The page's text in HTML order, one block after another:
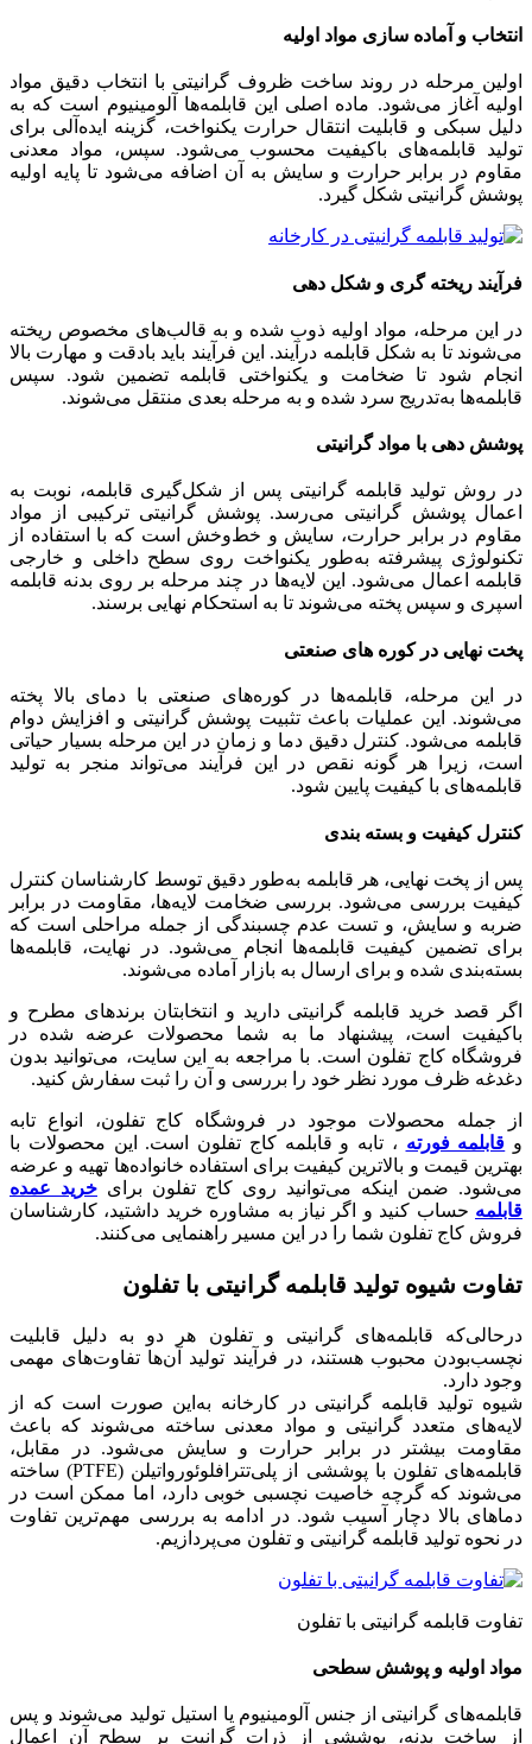
انتخاب و آماده‌ سازی مواد اولیه
اولین مرحله در روند ساخت ظروف گرانیتی با انتخاب دقیق مواد
اولیه آغاز می‌شود. ماده اصلی این قابلمه‌ها آلومینیوم است که به
دلیل سبکی و قابلیت انتقال حرارت یکنواخت، گزینه ایده‌آلی برای
تولید قابلمه‌های باکیفیت محسوب می‌شود. سپس، مواد معدنی
مقاوم در برابر حرارت و سایش به آن اضافه می‌شود تا پایه اولیه
پوشش گرانیتی شکل گیرد.
فرآیند ریخته‌ گری و شکل‌ دهی
در این مرحله، مواد اولیه ذوب‌ شده و به قالب‌های مخصوص ریخته
می‌شوند تا به شکل قابلمه درآیند. این فرآیند باید بادقت و مهارت بالا
انجام شود تا ضخامت و یکنواختی قابلمه تضمین شود. سپس
قابلمه‌ها به‌تدریج سرد شده و به مرحله بعدی منتقل می‌شوند.
پوشش ‌دهی با مواد گرانیتی
در روش تولید قابلمه گرانیتی پس از شکل‌گیری قابلمه، نوبت به
اعمال پوشش گرانیتی می‌رسد. پوشش گرانیتی ترکیبی از مواد
مقاوم در برابر حرارت، سایش و خط‌وخش است که با استفاده از
تکنولوژی پیشرفته به‌طور یکنواخت روی سطح داخلی و خارجی
قابلمه اعمال می‌شود. این لایه‌ها در چند مرحله بر روی بدنه قابلمه
اسپری و سپس پخته می‌شوند تا به استحکام نهایی برسند.
پخت نهایی در کوره ‌های صنعتی
در این مرحله، قابلمه‌ها در کوره‌های صنعتی با دمای بالا پخته
می‌شوند. این عملیات باعث تثبیت پوشش گرانیتی و افزایش دوام
قابلمه می‌شود. کنترل دقیق دما و زمان در این مرحله بسیار حیاتی
است، زیرا هر گونه نقص در این فرآیند می‌تواند منجر به تولید
قابلمه‌های با کیفیت پایین شود.
کنترل کیفیت و بسته‌ بندی
پس از پخت نهایی، هر قابلمه به‌طور دقیق توسط کارشناسان کنترل
کیفیت بررسی می‌شود. بررسی ضخامت لایه‌ها، مقاومت در برابر
ضربه و سایش، و تست عدم چسبندگی از جمله مراحلی است که
برای تضمین کیفیت قابلمه‌ها انجام می‌شود. در نهایت، قابلمه‌ها
بسته‌بندی شده و برای ارسال به بازار آماده می‌شوند.
اگر قصد خرید قابلمه گرانیتی دارید و انتخابتان برندهای مطرح و
باکیفیت است، پیشنهاد ما به شما محصولات عرضه شده در
فروشگاه کاج تفلون است. با مراجعه به این سایت، می‌توانید بدون
دغدغه ظرف مورد نظر خود را بررسی و آن را ثبت سفارش کنید.
از جمله محصولات موجود در فروشگاه کاج تفلون، انواع تابه
و قابلمه فورته ، تابه و قابلمه کاج تفلون است. این محصولات با
بهترین قیمت و بالاترین کیفیت برای استفاده خانواده‌ها تهیه و عرضه
می‌شود. ضمن اینکه می‌توانید روی کاج تفلون برای خرید عمده
قابلمه حساب کنید و اگر نیاز به مشاوره خرید داشتید، کارشناسان
فروش کاج تفلون شما را در این مسیر راهنمایی می‌کنند.
تفاوت شیوه تولید قابلمه گرانیتی با تفلون
درحالی‌که قابلمه‌های گرانیتی و تفلون هر دو به دلیل قابلیت
نچسب‌بودن محبوب هستند، در فرآیند تولید آن‌ها تفاوت‌های مهمی
وجود دارد.
شیوه تولید قابلمه گرانیتی در کارخانه به‌این صورت است که از
لایه‌های متعدد گرانیتی و مواد معدنی ساخته می‌شوند که باعث
مقاومت بیشتر در برابر حرارت و سایش می‌شود. در مقابل،
قابلمه‌های تفلون با پوششی از پلی‌تترافلوئورواتیلن (PTFE) ساخته
می‌شوند که گرچه خاصیت نچسبی خوبی دارد، اما ممکن است در
دماهای بالا دچار آسیب شود. در ادامه به بررسی مهم‌ترین تفاوت‌
در نحوه تولید قابلمه گرانیتی و تفلون می‌پردازیم.
تفاوت قابلمه گرانیتی با تفلون
مواد اولیه و پوشش سطحی
قابلمه‌های گرانیتی از جنس آلومینیوم یا استیل تولید می‌شوند و پس
از ساخت بدنه، پوششی از ذرات گرانیت بر سطح آن اعمال